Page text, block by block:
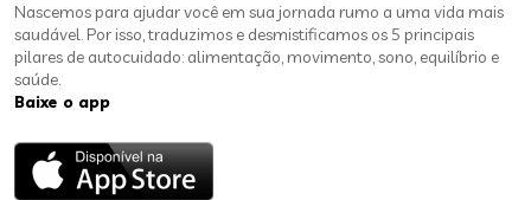
Nascemos para ajudar você em sua jornada rumo a uma vida mais
saudável. Por isso, traduzimos e desmistificamos os 5 principais
pilares de autocuidado: alimentação, movimento, sono, equilíbrio e
saúde.
Baixe o app